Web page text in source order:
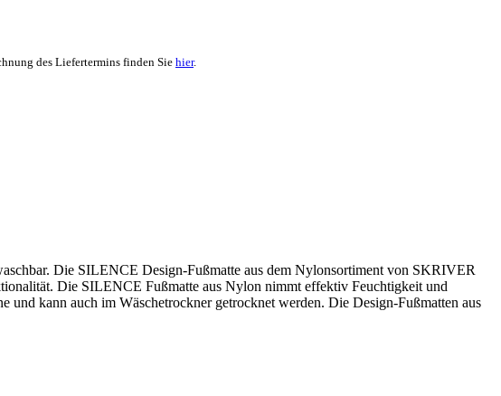
des Liefertermins finden Sie hier.
Die SILENCE Design-Fußmatte aus dem Nylonsortiment von SKRIVER
Die SILENCE Fußmatte aus Nylon nimmt effektiv Feuchtigkeit und
und kann auch im Wäschetrockner getrocknet werden. Die Design-Fußmatten aus